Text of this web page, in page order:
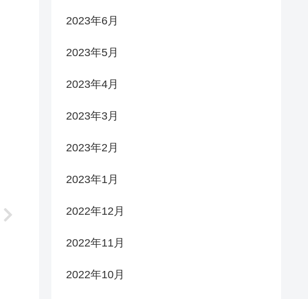
2023年6月
2023年5月
2023年4月
2023年3月
2023年2月
2023年1月
2022年12月
2022年11月
2022年10月